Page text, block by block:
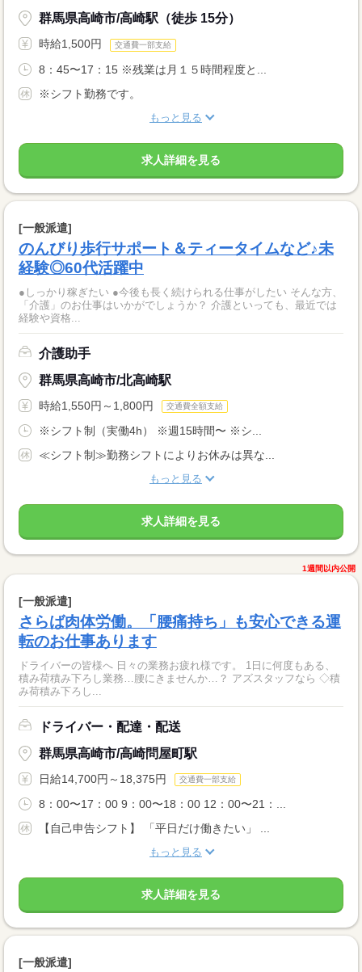
群馬県高崎市/高崎駅（徒歩 15分）
時給1,500円 交通費一部支給
8：45〜17：15 ※残業は月１５時間程度と...
※シフト勤務です。
もっと見る
求人詳細を見る
[一般派遣]
のんびり歩行サポート＆ティータイムなど♪未
経験◎60代活躍中
●しっかり稼ぎたい ●今後も長く続けられる仕事がしたい そんな方、
「介護」のお仕事はいかがでしょうか？ 介護といっても、最近では
経験や資格...
介護助手
群馬県高崎市/北高崎駅
時給1,550円～1,800円 交通費全額支給
※シフト制（実働4h） ※週15時間〜 ※シ...
≪シフト制≫勤務シフトによりお休みは異な...
もっと見る
求人詳細を見る
1週間以内公開
[一般派遣]
さらば肉体労働。「腰痛持ち」も安心できる運
転のお仕事あります
ドライバーの皆様へ 日々の業務お疲れ様です。 1日に何度もある、
積み荷積み下ろし業務…腰にきませんか…？ アズスタッフなら ◇積
み荷積み下ろし...
ドライバー・配達・配送
群馬県高崎市/高崎問屋町駅
日給14,700円～18,375円 交通費一部支給
8：00〜17：00 9：00〜18：00 12：00〜21：...
【自己申告シフト】 「平日だけ働きたい」 ...
もっと見る
求人詳細を見る
[一般派遣]